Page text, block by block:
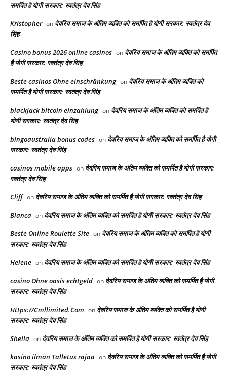
समर्पित है योगी सरकार: स्वतंत्र देव सिंह
Kristopher on देवरिय समाज के अंतिम व्यक्ति को समर्पित है योगी सरकार: स्वतंत्र देव
सिंह
Casino bonus 2026 online casinos on देवरिय समाज के अंतिम व्यक्ति को समर्पित
है योगी सरकार: स्वतंत्र देव सिंह
Beste casinos Ohne einschränkung on देवरिय समाज के अंतिम व्यक्ति को
समर्पित है योगी सरकार: स्वतंत्र देव सिंह
blackjack bitcoin einzahlung on देवरिय समाज के अंतिम व्यक्ति को समर्पित है
योगी सरकार: स्वतंत्र देव सिंह
bingoaustralia bonus codes on देवरिय समाज के अंतिम व्यक्ति को समर्पित है योगी
सरकार: स्वतंत्र देव सिंह
casinos mobile apps on देवरिय समाज के अंतिम व्यक्ति को समर्पित है योगी सरकार:
स्वतंत्र देव सिंह
Cliff on देवरिय समाज के अंतिम व्यक्ति को समर्पित है योगी सरकार: स्वतंत्र देव सिंह
Blanca on देवरिय समाज के अंतिम व्यक्ति को समर्पित है योगी सरकार: स्वतंत्र देव सिंह
Beste Online Roulette Site on देवरिय समाज के अंतिम व्यक्ति को समर्पित है योगी
सरकार: स्वतंत्र देव सिंह
Helene on देवरिय समाज के अंतिम व्यक्ति को समर्पित है योगी सरकार: स्वतंत्र देव सिंह
casino Ohne oasis echtgeld on देवरिय समाज के अंतिम व्यक्ति को समर्पित है योगी
सरकार: स्वतंत्र देव सिंह
Https://Cmllimited.Com on देवरिय समाज के अंतिम व्यक्ति को समर्पित है योगी
सरकार: स्वतंत्र देव सिंह
Sheila on देवरिय समाज के अंतिम व्यक्ति को समर्पित है योगी सरकार: स्वतंत्र देव सिंह
kasino ilman Talletus rajaa on देवरिय समाज के अंतिम व्यक्ति को समर्पित है योगी
सरकार: स्वतंत्र देव सिंह